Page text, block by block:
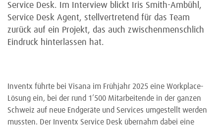
Service Desk. Im Interview blickt Iris Smith-Ambühl,
Service Desk Agent, stellvertretend für das Team
zurück auf ein Projekt, das auch zwischenmenschlich
Eindruck hinterlassen hat.
Inventx führte bei Visana im Frühjahr 2025 eine Workplace-
Lösung ein, bei der rund 1’500 Mitarbeitende in der ganzen
Schweiz auf neue Endgeräte und Services umgestellt werden
mussten. Der Inventx Service Desk übernahm dabei eine